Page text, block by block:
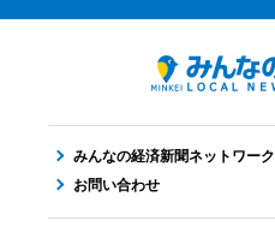
みんなの経済新聞ネットワーク
お問い合わせ